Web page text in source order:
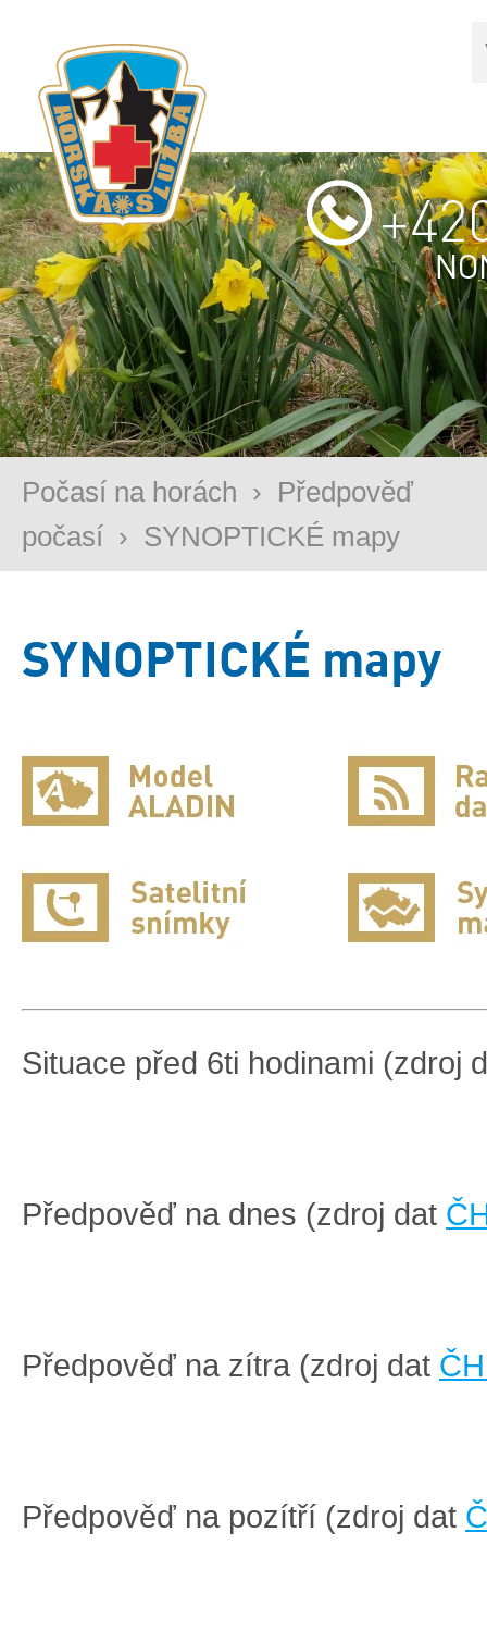
Počasí na horách › Předpověď
počasí › SYNOPTICKÉ mapy
SYNOPTICKÉ mapy
Situace před 6ti hodinami (zdroj
Předpověď na dnes (zdroj dat
Předpověď na zítra (zdroj dat
Předpověď na pozítří (zdroj dat